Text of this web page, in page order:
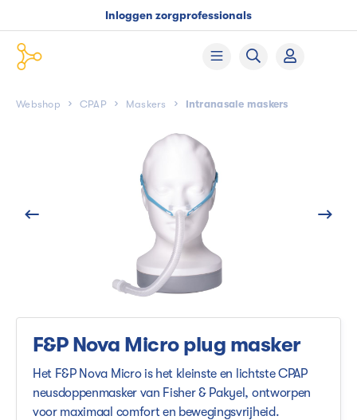
Inloggen zorgprofessionals
Webshop CPAP Maskers Intranasale maskers
F&P Nova Micro plug masker
Het F&P Nova Micro is het kleinste en lichtste CPAP
neusdoppenmasker van Fisher & Pakyel, ontworpen
voor maximaal comfort en bewegingsvrijheid.